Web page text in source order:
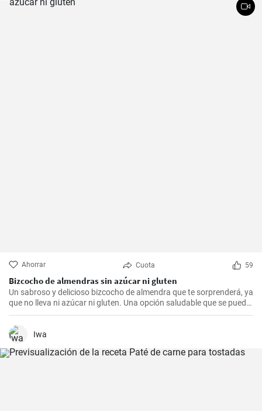
Ahorrar Cuota 59
Bizcocho de almendras sin azúcar ni gluten
Un sabroso y delicioso bizcocho de almendra que te sorprenderá, ya
que no lleva ni azúcar ni gluten. Una opción saludable que se puede
adaptar a muchas personas.
Iwa